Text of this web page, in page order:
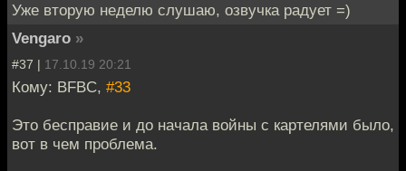
Уже вторую неделю слушаю, озвучка радует =)
Vengaro »
#37 | 17.10.19 20:21
Кому: BFBC, #33
Это бесправие и до начала войны с картелями было,
вот в чем проблема.